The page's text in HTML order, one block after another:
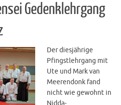
Gedenklehrgang
Der diesjährige
Pfingstlehrgang mit
Ute und Mark van
Meerendonk fand
nicht wie gewohnt in
Nidda-